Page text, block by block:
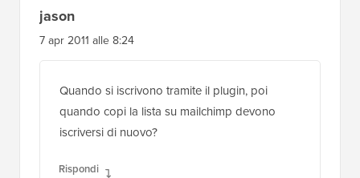
jason
7 apr 2011 alle 8:24
Quando si iscrivono tramite il plugin, poi
quando copi la lista su mailchimp devono
iscriversi di nuovo?
Rispondi